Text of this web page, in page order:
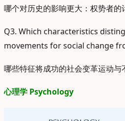
哪个对历史的影响更大：权势者的
Q3. Which characteristics
movements for social change
哪些特征将成功的社会变革运动与
心理学 Psychology